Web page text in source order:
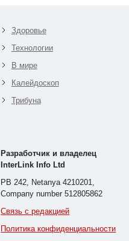
Здоровье
Технологии
В мире
Калейдоскоп
Трибуна
Разработчик и владелец
InterLink Info Ltd
PB 242, Netanya 4210201,
Company number 512805862
Связь с редакцией
Политика конфиденциальности